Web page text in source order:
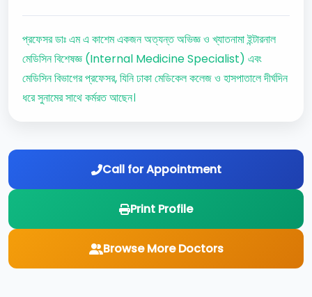
প্রফেসর ডাঃ এম এ কাশেম একজন অত্যন্ত অভিজ্ঞ ও খ্যাতনামা ইন্টারনাল
মেডিসিন বিশেষজ্ঞ (Internal Medicine Specialist) এবং
মেডিসিন বিভাগের প্রফেসর, যিনি ঢাকা মেডিকেল কলেজ ও হাসপাতালে দীর্ঘদিন
ধরে সুনামের সাথে কর্মরত আছেন।
Call for Appointment
Print Profile
Browse More Doctors